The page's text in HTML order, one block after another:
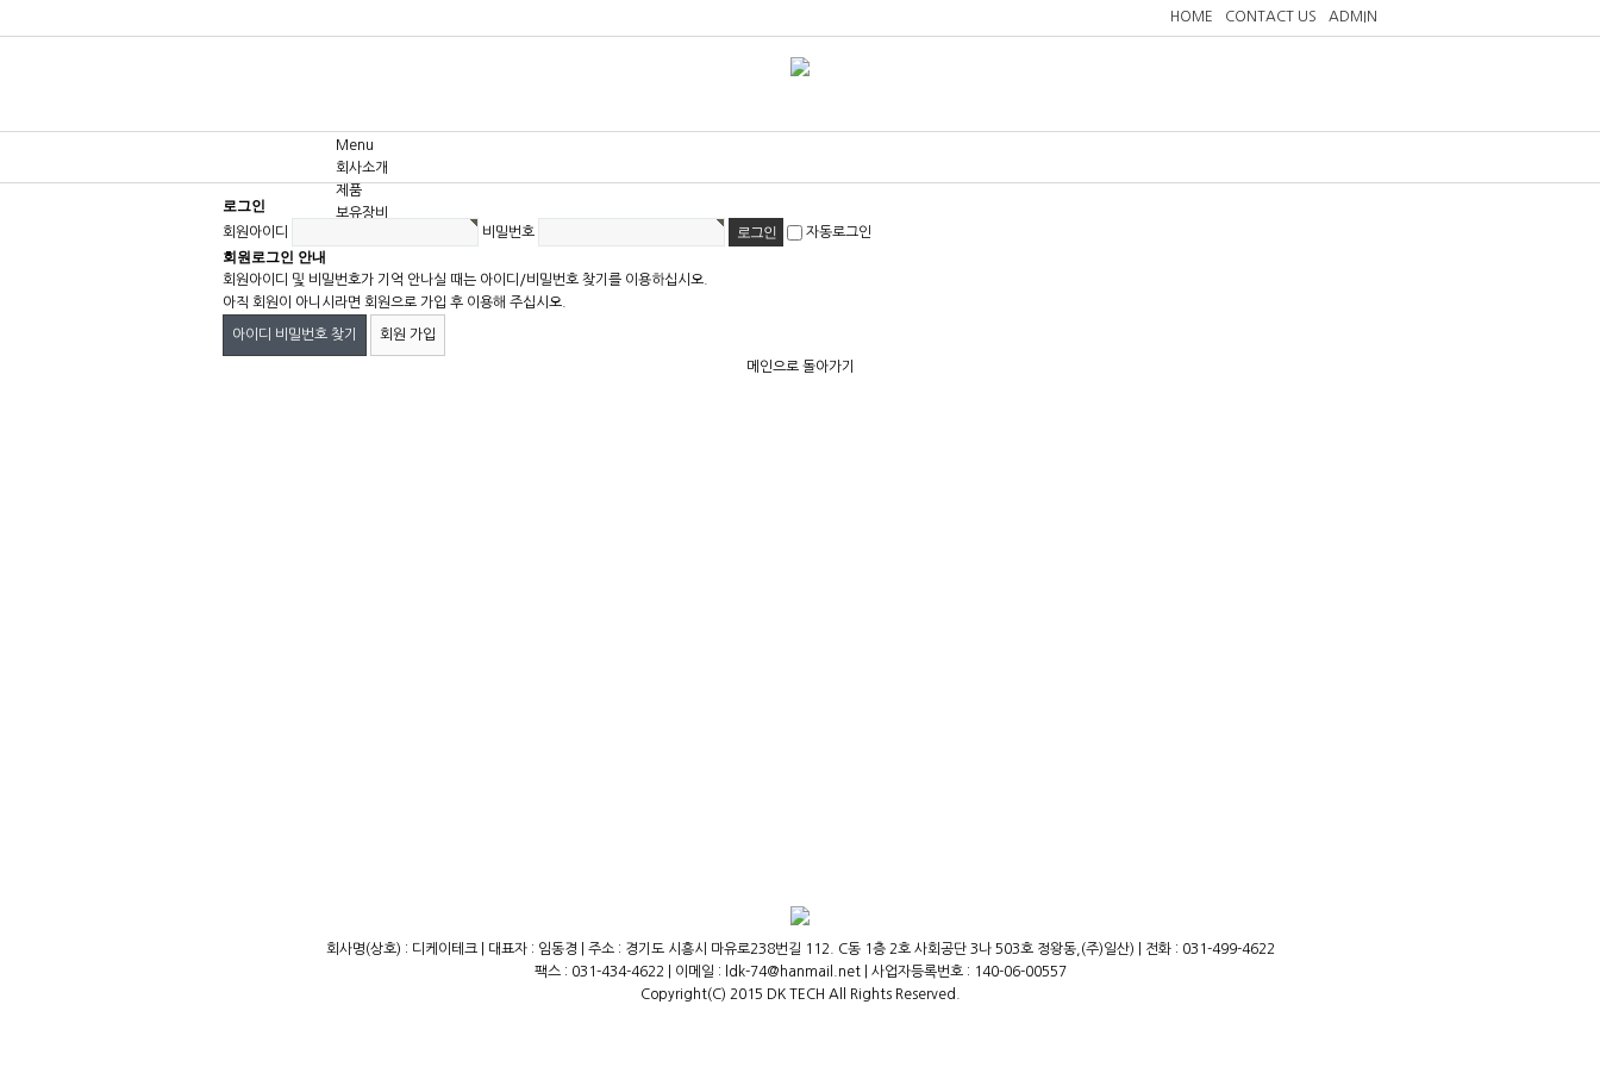
HOME CONTACT US ADMIN
Menu
회사소개
제품
보유장비
로그인
회원아이디 비밀번호 자동로그인
회원로그인 안내
회원아이디 및 비밀번호가 기억 안나실 때는 아이디/비밀번호 찾기를 이용하십시오.
아직 회원이 아니시라면 회원으로 가입 후 이용해 주십시오.
아이디 비밀번호 찾기 회원 가입
메인으로 돌아가기
회사명(상호) : 디케이테크 | 대표자 : 임동경 | 주소 : 경기도 시흥시 마유로238번길 112. C동 1층 2호 사회공단 3나 503호 정왕동,(주)일산) | 전화 : 031-499-4622
팩스 : 031-434-4622 | 이메일 : ldk-74@hanmail.net | 사업자등록번호 : 140-06-00557
Copyright(C) 2015 DK TECH All Rights Reserved.